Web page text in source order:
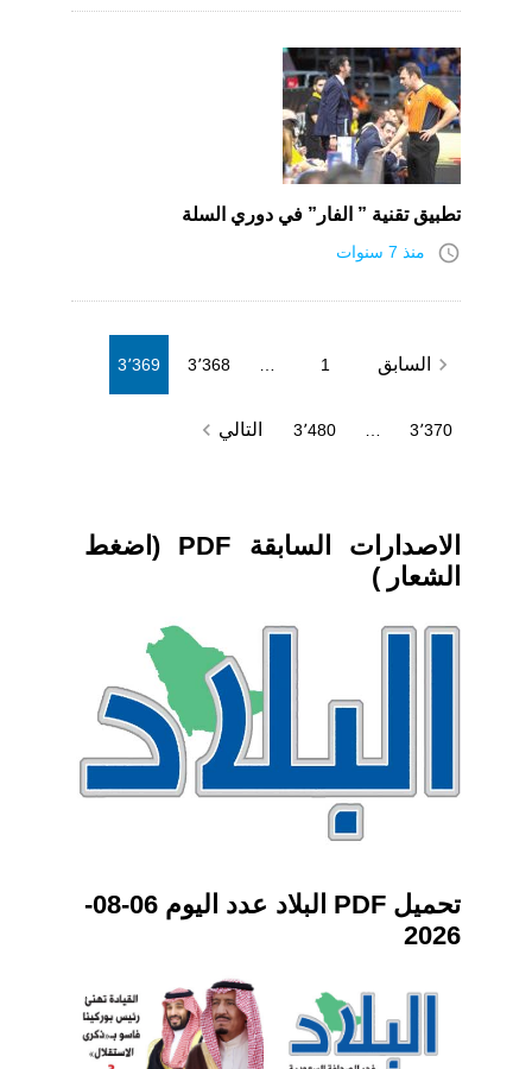
تطبيق تقنية ” الفار” في دوري السلة
access_time منذ 7 سنوات
Posts
paginationnavigate_before السابق 1 3٬368 3٬369
3٬370 3٬480 التالي navigate_next
الاصدارات السابقة PDF (اضغط
الشعار )
تحميل PDF البلاد عدد اليوم 06-08-
2026